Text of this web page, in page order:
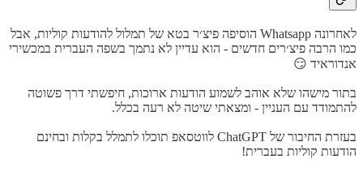
לאחרונה Whatsapp הוסיפה פיצ׳ר בטא של תמלול להודעות קוליות, אבל
כמו הרבה פיצ׳רים חדשים - הוא עדיין לא נתמך בשפה העברית במכשירי
אנדוראיד 😏
בתור מישהו שלא אוהב לשמוע הודעות ארוכות, חיפשתי דרך פשוטה
להתמודד עם העניין - ומצאתי שיטה לא רעה בכלל.
בעזרת החיבור של ChatGPT לווטסאפ תוכלו לתמלל בקלות ובחינם
הודעות קוליות בעברית!